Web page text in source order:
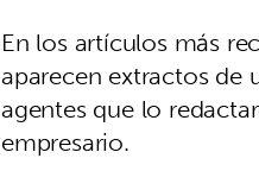
En los artículos más
aparecen extractos de
agentes que lo
empresario.